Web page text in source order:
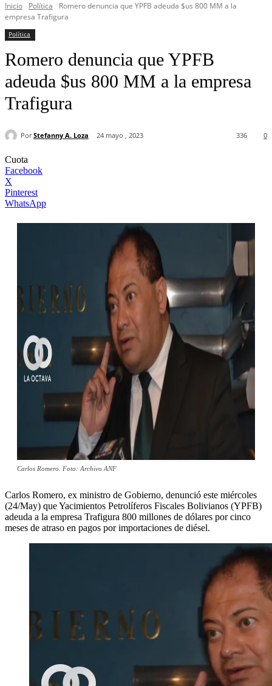
Inicio Política
Romero denuncia que YPFB adeuda $us 800 MM a la
empresa Trafigura
Política
Romero denuncia que YPFB
adeuda $us 800 MM a la empresa
Trafigura
Por Stefanny A. Loza 24 mayo , 2023 0
336
Cuota
Facebook
X
Pinterest
WhatsApp
Carlos Romero. Foto: Archivo ANF
Carlos Romero, ex ministro de Gobierno, denunció este miércoles
(24/May) que Yacimientos Petrolíferos Fiscales Bolivianos (YPFB)
adeuda a la empresa Trafigura 800 millones de dólares por cinco
meses de atraso en pagos por importaciones de diésel.